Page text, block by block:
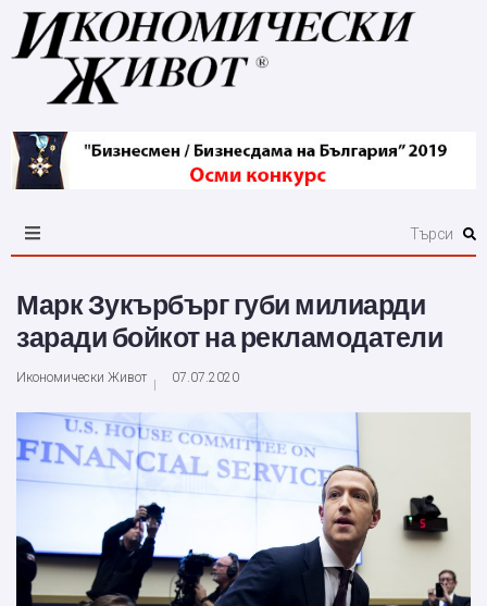
Марк Зукърбърг губи милиарди
заради бойкот на рекламодатели
Икономически Живот 07.07.2020